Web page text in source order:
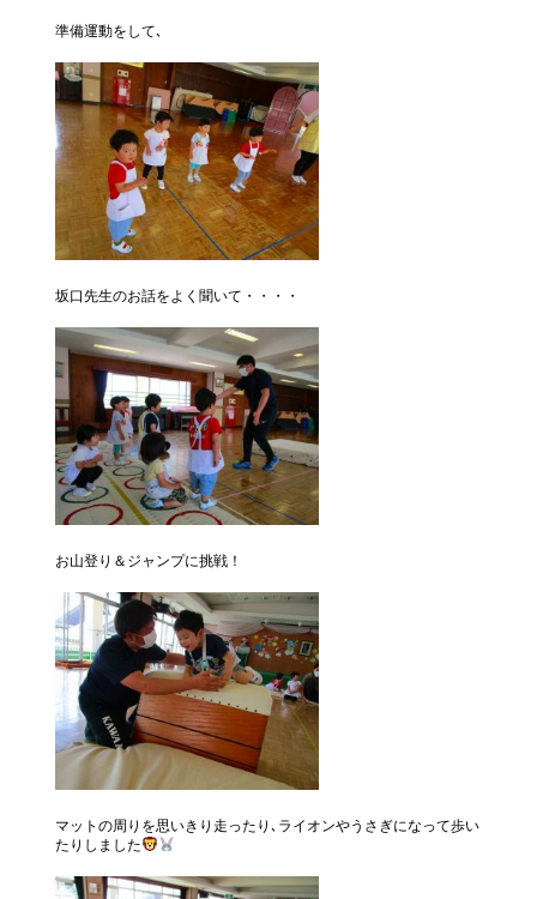
準備運動をして､
坂口先生のお話をよく聞いて・・・・
お山登り＆ジャンプに挑戦！
マットの周りを思いきり走ったり､ライオンやうさぎになって歩い
たりしました